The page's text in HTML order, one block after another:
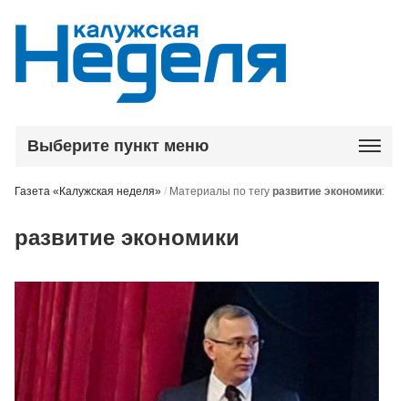
Выберите пункт меню
Газета «Калужская неделя» / Материалы по тегуразвитие экономики:
развитие экономики